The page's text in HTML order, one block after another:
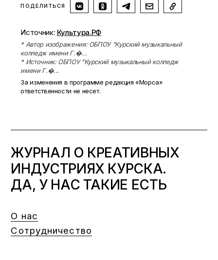
ПОДЕЛИТЬСЯ
Источник: Культура.РФ
* Автор изображения: ОБПОУ "Курский музыкальный
колледж имени Г.�...
* Источник: ОБПОУ "Курский музыкальный колледж
имени Г.�...
За изменения в программе редакция «Морса»
ответственности не несет.
ЖУРНАЛ О КРЕАТИВНЫХ
ИНДУСТРИЯХ КУРСКА.
ДА, У НАС ТАКИЕ ЕСТЬ
О нас
Сотрудничество